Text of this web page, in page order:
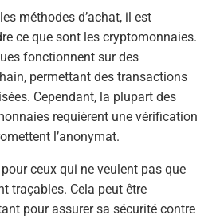
méthodes d’achat, il est
ce que sont les cryptomonnaies.
fonctionnent sur des
permettant des transactions
Cependant, la plupart des
requièrent une vérification
l’anonymat.
ceux qui ne veulent pas que
traçables. Cela peut être
pour assurer sa sécurité contre